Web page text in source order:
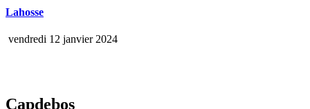
Lahosse
vendredi 12 janvier 2024
Capdebos